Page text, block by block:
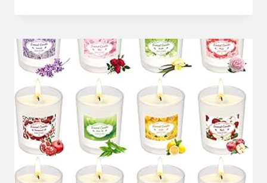
SCENTED
CANDLE
MANUKA
HONEY
&
VANILLA,
VEGAN,
195